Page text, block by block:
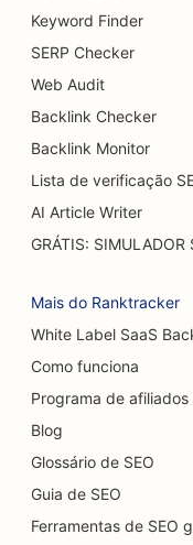
SEO para
SEO para Burger
SEO para
SEO para
SEO para
SEO para
SEO para
SEO para
SEO para Cat
Keyword Finder
SERP Checker
Web Audit
Backlink Checker
Backlink Monitor
Lista de verificação
AI Article Writer
GRÁTIS: SIMULADOR
Mais do Ranktracker
White Label SaaS
Como funciona
Programa de afiliados
Blog
Glossário de SEO
Guia de SEO
Ferramentas de SEO